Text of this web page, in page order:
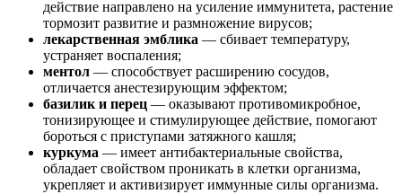
действие направлено на усиление иммунитета, растение
тормозит развитие и размножение вирусов;
лекарственная эмблика — сбивает температуру,
устраняет воспаления;
ментол — способствует расширению сосудов,
отличается анестезирующим эффектом;
базилик и перец — оказывают противомикробное,
тонизирующее и стимулирующее действие, помогают
бороться с приступами затяжного кашля;
куркума — имеет антибактериальные свойства,
обладает свойством проникать в клетки организма,
укрепляет и активизирует иммунные силы организма.